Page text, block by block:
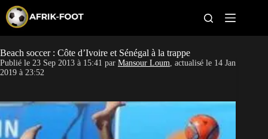
p
t
o
c
t
e
n
t
CAN féminine
Pays
Beach soccer : Côte d’Ivoire et Sénégal à la trappe
Publié le 23 Sep 2013 à 15:41 par Mansour Loum, actualisé le 14 Jan
2019 à 23:52